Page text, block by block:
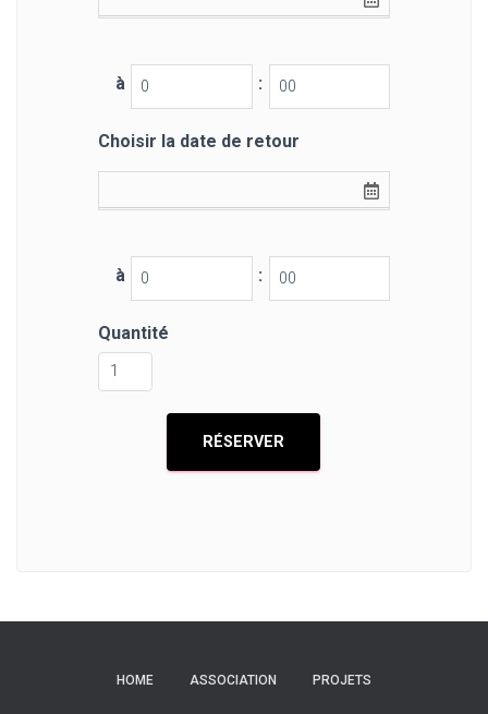
à :
Choisir la date de retour
à :
Quantité
HOME ASSOCIATION PROJETS